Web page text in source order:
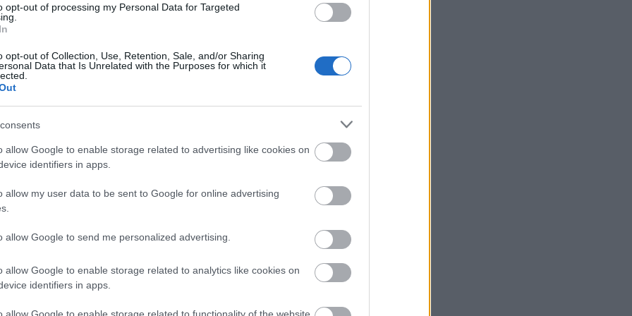
opt-out of processing my Personal Data for Targeted
opt-out of Collection, Use, Retention, Sale, and/or Sharing
Data that Is Unrelated with the Purposes for which it
allow Google to enable storage related to advertising like cookies on
identifiers in apps.
allow my user data to be sent to Google for online advertising
allow Google to send me personalized advertising.
allow Google to enable storage related to analytics like cookies on
identifiers in apps.
a végeredményt.Szesztay Dávid (Santa Diver,
nekiálltunk a dalaimnak. Ő csinálja a produceri munkát, és
a dalokra, és arra, mit szeretnék.
és szépen belesimul az egészbe.
és egyből tudtam, hogy ő kell nekem. Hihetetlenül profi, lelkes
Mindannyiukért hálás vagyok, mert ritka az ilyen